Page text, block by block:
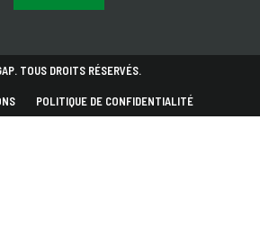
TOUS DROITS RÉSERVÉS.
POLITIQUE DE CONFIDENTIALITÉ